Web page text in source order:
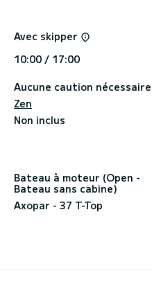
Avec skipper
10:00 / 17:00
Aucune caution nécessaire
Zen
Non inclus
Bateau à moteur (Open -
Bateau sans cabine)
Axopar - 37 T-Top